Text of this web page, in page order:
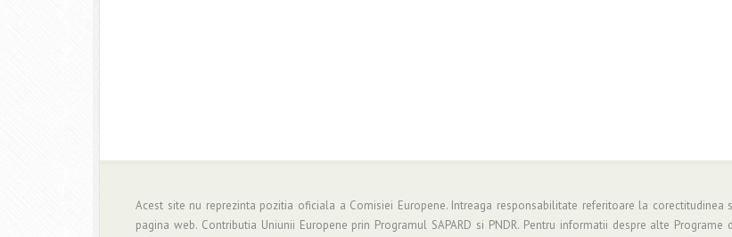
Acest site nu reprezinta pozitia oficiala a Comisiei Europene. Intreaga responsabilitate referitoare la
pagina web. Contributia Uniunii Europene prin Programul SAPARD si PNDR. Pentru informatii despre alte